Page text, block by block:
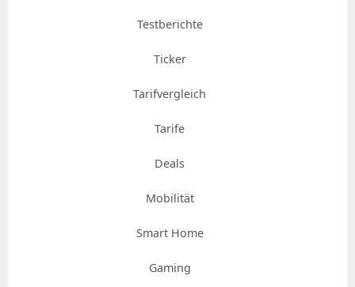
Testberichte
Ticker
Tarifvergleich
Tarife
Deals
Mobilität
Smart Home
Gaming